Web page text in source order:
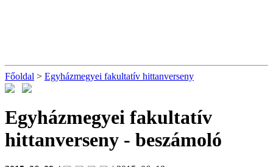
Főoldal > Egyházmegyei fakultatív hittanverseny
Egyházmegyei fakultatív
hittanverseny - beszámoló